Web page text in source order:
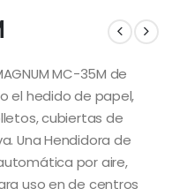
MC-35M de
el hedido de papel,
cubiertas de
Una Hendidora de
por aire,
uso en de centros